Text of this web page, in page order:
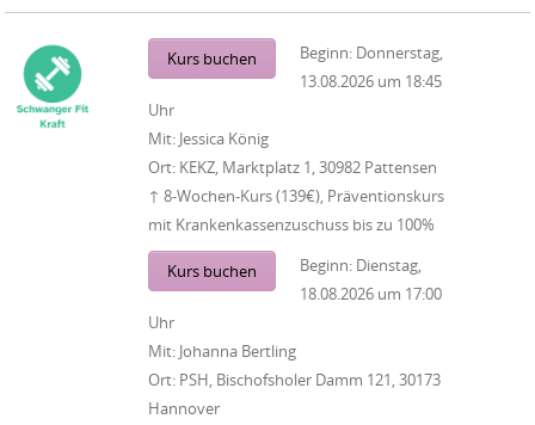
Kurs buchen Beginn: Donnerstag,
13.08.2026 um 18:45
Uhr
Mit: Jessica König
Ort: KEKZ, Marktplatz 1, 30982 Pattensen
↑ 8-Wochen-Kurs (139€), Präventionskurs
mit Krankenkassenzuschuss bis zu 100%
Kurs buchen Beginn: Dienstag,
18.08.2026 um 17:00
Uhr
Mit: Johanna Bertling
Ort: PSH, Bischofsholer Damm 121, 30173
Hannover